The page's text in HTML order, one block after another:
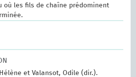
où les fils de chaîne prédominent
et Valansot, Odile (dir.).